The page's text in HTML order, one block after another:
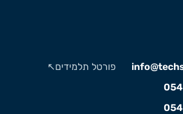
פורטל תלמידים↖️